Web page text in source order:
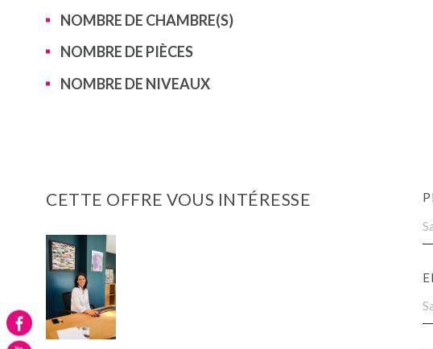
NOMBRE DE CHAMBRE(S)
NOMBRE DE PIÈCES
NOMBRE DE NIVEAUX
CETTE OFFRE VOUS INTÉRESSE